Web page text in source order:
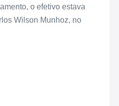
o efetivo estava
Wilson Munhoz, no